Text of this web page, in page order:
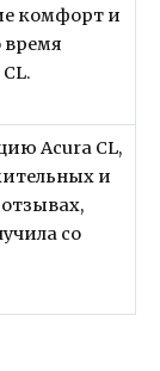
комфорт и
время
Acura CL,
и
со